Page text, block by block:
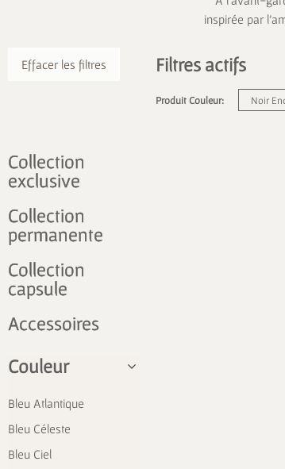
inspirée par
Effacer les filtres
Collection
exclusive
Collection
permanente
Collection
capsule
Accessoires
Couleur
Bleu Atlantique
Bleu Céleste
Bleu Ciel
Filtres actifs
Produit Couleur: Noir